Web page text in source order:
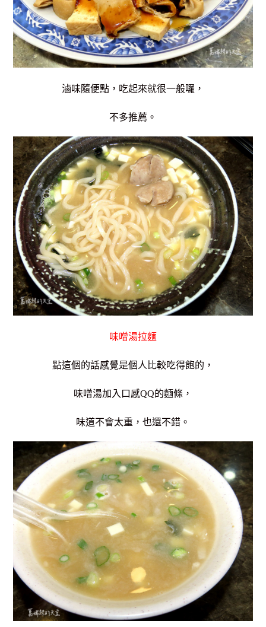
滷味隨便點，吃起來就很一般囉，
不多推薦。
味噌湯拉麵
點這個的話感覺是個人比較吃得飽的，
味噌湯加入口感QQ的麵條，
味道不會太重，也還不錯。